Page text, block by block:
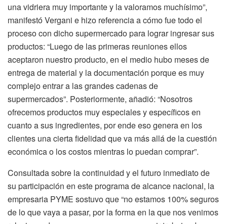
una vidriera muy importante y la valoramos muchísimo”,
manifestó Vergani e hizo referencia a cómo fue todo el
proceso con dicho supermercado para lograr ingresar sus
productos: “Luego de las primeras reuniones ellos
aceptaron nuestro producto, en el medio hubo meses de
entrega de material y la documentación porque es muy
complejo entrar a las grandes cadenas de
supermercados”. Posteriormente, añadió: “Nosotros
ofrecemos productos muy especiales y específicos en
cuanto a sus ingredientes, por ende eso genera en los
clientes una cierta fidelidad que va más allá de la cuestión
económica o los costos mientras lo puedan comprar”.
Consultada sobre la continuidad y el futuro inmediato de
su participación en este programa de alcance nacional, la
empresaria PYME sostuvo que “no estamos 100% seguros
de lo que vaya a pasar, por la forma en la que nos venimos